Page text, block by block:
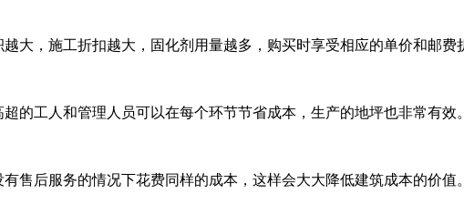
大，施工折扣越大，固化剂用量越多，购买时享受相应的单价和邮费
的工人和管理人员可以在每个环节节省成本，生产的地坪也非常有效。
售后服务的情况下花费同样的成本，这样会大大降低建筑成本的价值。